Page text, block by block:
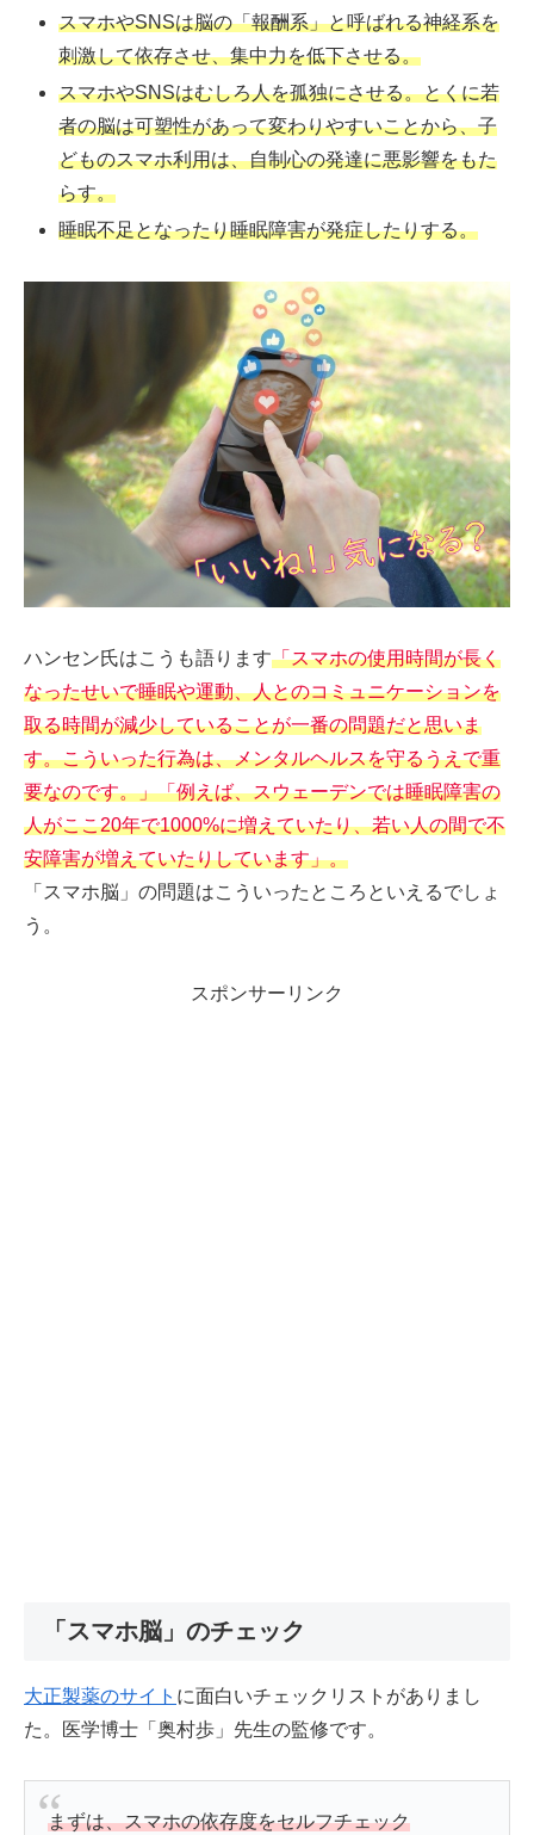
スマホやSNSは脳の「報酬系」と呼ばれる神経系を
刺激して依存させ、集中力を低下させる。
スマホやSNSはむしろ人を孤独にさせる。とくに若
者の脳は可塑性があって変わりやすいことから、子
どものスマホ利用は、自制心の発達に悪影響をもた
らす。
睡眠不足となったり睡眠障害が発症したりする。
ハンセン氏はこうも語ります「スマホの使用時間が長く
なったせいで睡眠や運動、人とのコミュニケーションを
取る時間が減少していることが一番の問題だと思いま
す。こういった行為は、メンタルヘルスを守るうえで重
要なのです。」「例えば、スウェーデンでは睡眠障害の
人がここ20年で1000%に増えていたり、若い人の間で不
安障害が増えていたりしています」。
「スマホ脳」の問題はこういったところといえるでしょ
う。
スポンサーリンク
「スマホ脳」のチェック
大正製薬のサイト に面白いチェックリストがありまし
た。医学博士「奥村歩」先生の監修です。
まずは、スマホの依存度をセルフチェック